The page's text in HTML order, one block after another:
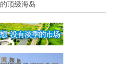
顶级海岛